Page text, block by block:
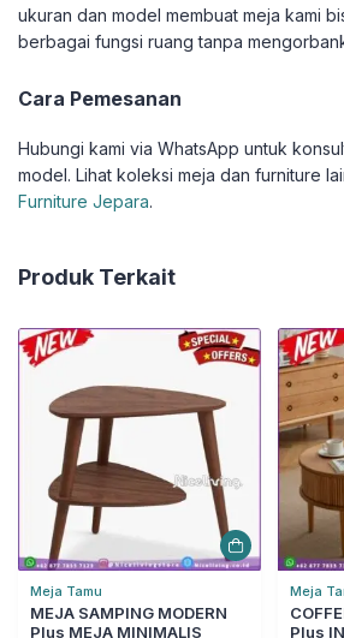
ukuran dan model membuat meja kami
berbagai fungsi ruang tanpa
Cara Pemesanan
Hubungi kami via WhatsApp untuk
model. Lihat koleksi meja dan furniture
Furniture Jepara.
Produk Terkait
Meja Tamu
MEJA SAMPING MODERN
Plus MEJA MINIMALIS
Meja
Plus